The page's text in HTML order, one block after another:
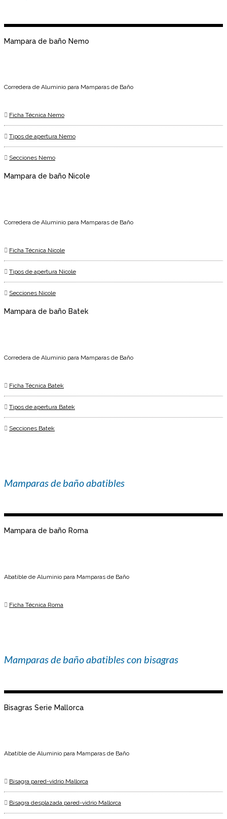
Mampara de baño Nemo
Corredera de Aluminio para Mamparas de Baño
Ficha Técnica Nemo
Tipos de apertura Nemo
Secciones Nemo
Mampara de baño Nicole
Corredera de Aluminio para Mamparas de Baño
Ficha Técnica Nicole
Tipos de apertura Nicole
Secciones Nicole
Mampara de baño Batek
Corredera de Aluminio para Mamparas de Baño
Ficha Técnica Batek
Tipos de apertura Batek
Secciones Batek
Mamparas de baño abatibles
Mampara de baño Roma
Abatible de Aluminio para Mamparas de Baño
Ficha Técnica Roma
Mamparas de baño abatibles con bisagras
Bisagras Serie Mallorca
Abatible de Aluminio para Mamparas de Baño
Bisagra pared-vidrio Mallorca
Bisagra desplazada pared-vidrio Mallorca